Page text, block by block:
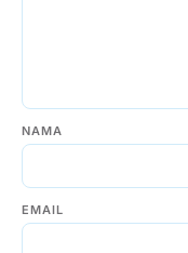
NAMA
EMAIL